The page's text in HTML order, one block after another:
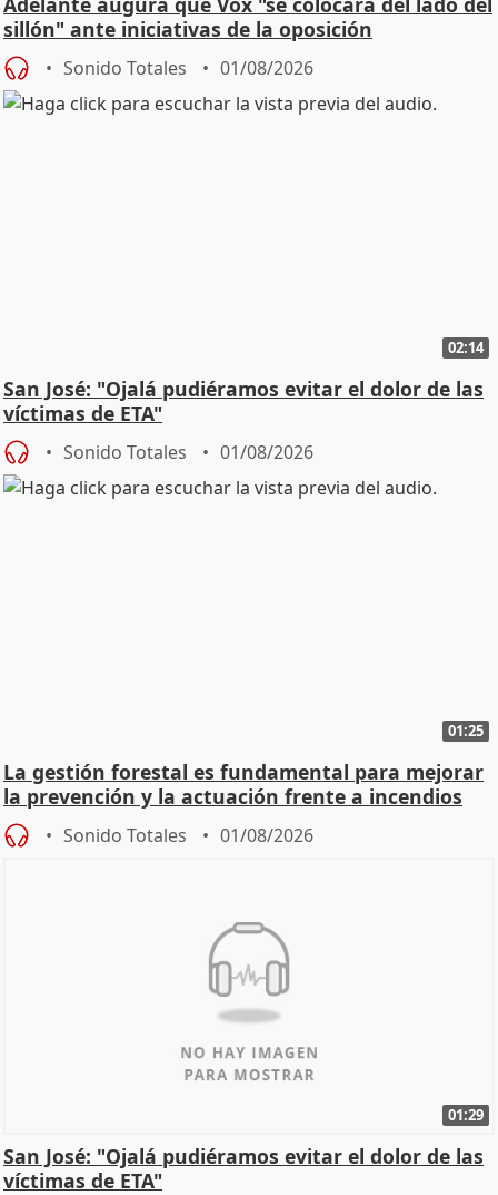
sillón" ante iniciativas de la oposición
Sonido Totales 01/08/2026
02:14
San José: "Ojalá pudiéramos evitar el dolor de las
víctimas de ETA"
Sonido Totales 01/08/2026
01:25
La gestión forestal es fundamental para mejorar
la prevención y la actuación frente a incendios
Sonido Totales 01/08/2026
01:29
San José: "Ojalá pudiéramos evitar el dolor de las
víctimas de ETA"